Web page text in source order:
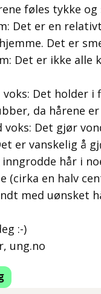
føles tykke
Det er en
Det er
Det er ikke alle
Det holder i
da hårene
Det gjør
er vanskelig å
hår i
(cirka en halv
med uønsket
:-)
ung.no